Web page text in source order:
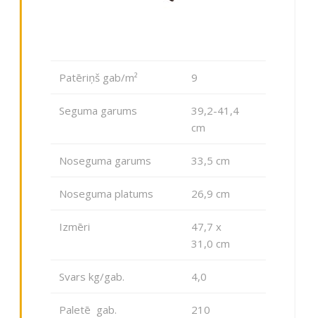
Patēriņš gab/m² 9
Seguma garums
39,2-41,4
cm
Noseguma garums 33,5 cm
Noseguma platums 26,9 cm
Izmēri
47,7 x
31,0 cm
Svars kg/gab. 4,0
Paletē gab. 210